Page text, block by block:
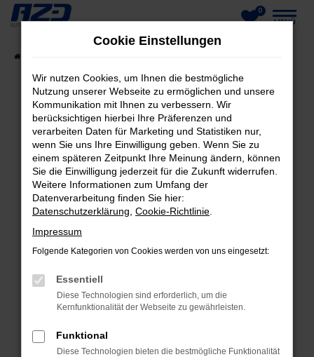
Zum
springen
0
MENÜ
FEHLER: NETWORK ERROR
Beim Laden ist ein Fehler aufgetreten.
Hier sind ein paar Tipps, die dir helfen können:
Überprüfe deine Firewall und deine
Internetverbindung.
Laden andere Webseiten, zum Beispiel deine
Suchmaschine?
Manche Erweiterungen, wie Werbeblocker,
können das Laden bestimmter Seiten
verhindern. Funktioniert die Seite in einem
anderen Browser oder in einem privaten
Fenster?
Cookie Einstellungen
Wir nutzen Cookies, um Ihnen die bestmögliche
Nutzung unserer Webseite zu ermöglichen und unsere
Kommunikation mit Ihnen zu verbessern. Wir
berücksichtigen hierbei Ihre Präferenzen und
verarbeiten Daten für Marketing und Statistiken nur,
wenn Sie uns Ihre Einwilligung geben. Wenn Sie zu
einem späteren Zeitpunkt Ihre Meinung ändern, können
Sie die Einwilligung jederzeit für die Zukunft widerrufen.
Weitere Informationen zum Umfang der
Datenverarbeitung finden Sie hier:
Datenschutzerklärung Cookie-Richtlinie
Impressum
Folgende Kategorien von Cookies werden von uns eingesetzt:
Essentiell
Diese Technologien sind erforderlich, um die
Kernfunktionalität der Webseite zu gewährleisten.
Funktional
Diese Technologien bieten die bestmögliche Funktionalität